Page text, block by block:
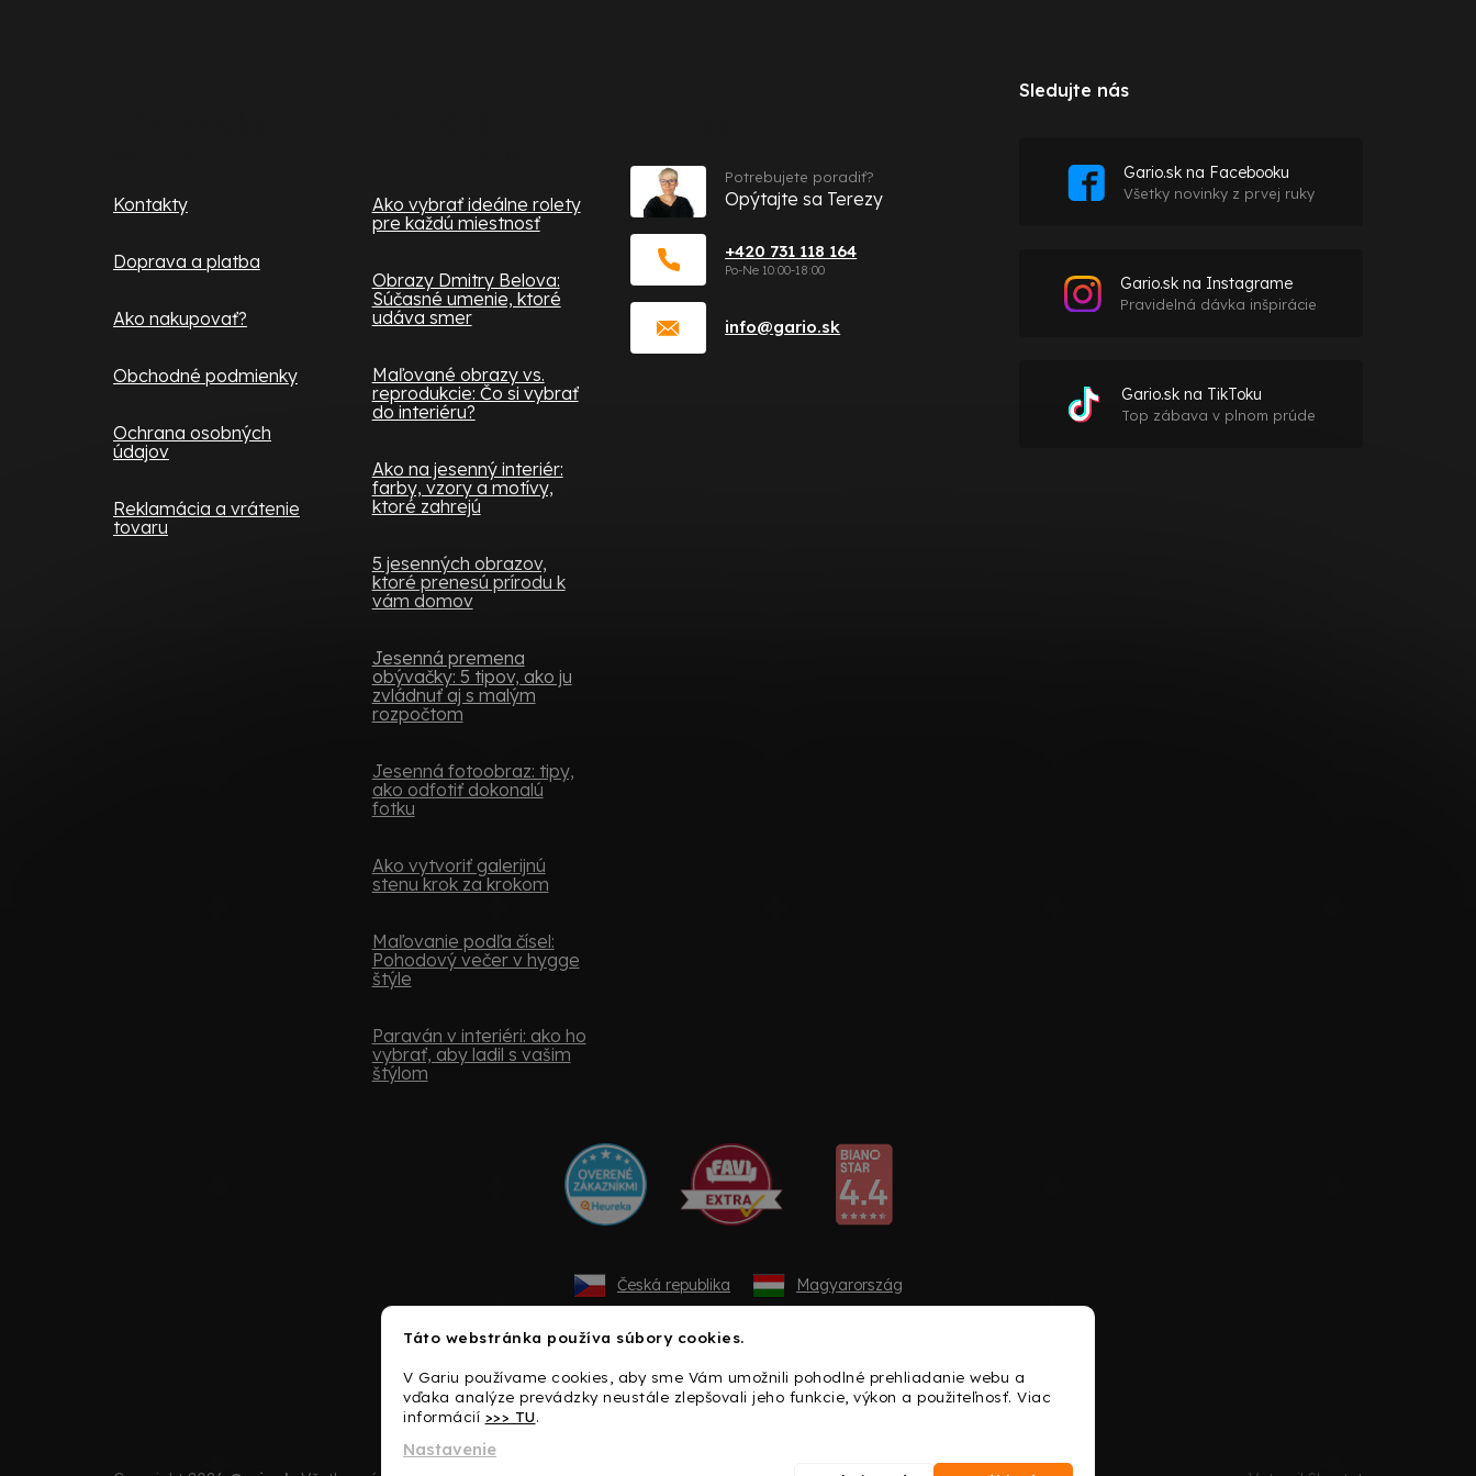
Táto webstránka používa súbory cookies.
V Gariu používame cookies, aby sme Vám umožnili pohodlné prehliadanie webu a
vďaka analýze prevádzky neustále zlepšovali jeho funkcie, výkon a použiteľnosť. Viac
informácií >>> TU.
Nastavenie
Kontakty
Doprava a platba
Ako nakupovať?
Obchodné podmienky
Ochrana osobných
údajov
Reklamácia a vrátenie
tovaru
Ako vybrať ideálne rolety
pre každú miestnosť
Obrazy Dmitry Belova:
Súčasné umenie, ktoré
udáva smer
Maľované obrazy vs.
reprodukcie: Čo si vybrať
do interiéru?
Ako na jesenný interiér:
farby, vzory a motívy,
ktoré zahrejú
5 jesenných obrazov,
ktoré prenesú prírodu k
vám domov
Jesenná premena
obývačky: 5 tipov, ako ju
zvládnuť aj s malým
rozpočtom
Jesenná fotoobraz: tipy,
ako odfotiť dokonalú
fotku
Ako vytvoriť galerijnú
stenu krok za krokom
Maľovanie podľa čísel:
Pohodový večer v hygge
štýle
Paraván v interiéri: ako ho
vybrať, aby ladil s vašim
štýlom
info@gario.sk
+420 731 118 164
Potrebujete poradiť?
Opýtajte sa Terezy
Sledujte nás
Gario.sk na Facebooku
Všetky novinky z prvej ruky
Gario.sk na Instagrame
Pravidelná dávka inšpirácie
Gario.sk na TikToku
Top zábava v plnom prúde
Česká republika Magyarország